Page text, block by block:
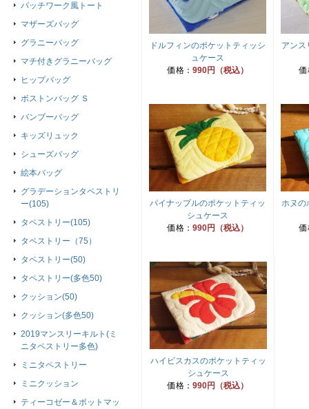
ドルフィンのポケットティッシ
ュケース
価格： 990円（税込）
アンス
価
パイナップルのポケットティッ
シュケース
価格： 990円（税込）
ホヌの
価
ハイビスカスのポケットティッ
シュケース
価格： 990円（税込）
パッチワーク風トート
マザーズバッグ
グラニーバッグ
マチ付きグラニーバッグ
ヒップバッグ
ボストンバッグ Ｓ
バンブーバッグ
キッズリュック
シューズバッグ
絵本バッグ
グラデーションタペストリ
ー(105)
タペストリー(105)
タペストリー（75）
タペストリー(50)
タペストリー(多色50)
クッション(50)
クッション(多色50)
2019マンスリーキルト(ミ
ニタペストリー多色)
ミニタペストリー
ミニクッション
ティーコゼー＆ポットマッ